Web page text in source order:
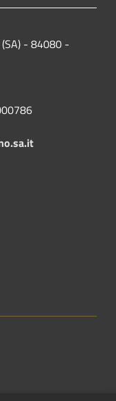
- 84080 -